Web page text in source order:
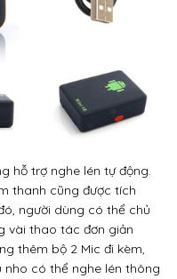
hỗ trợ nghe lén tự động.
thanh cũng được tích
người dùng có thể chủ
vài thao tác đơn giản
thêm bộ 2 Mic đi kèm,
nho có thể nghe lén thông